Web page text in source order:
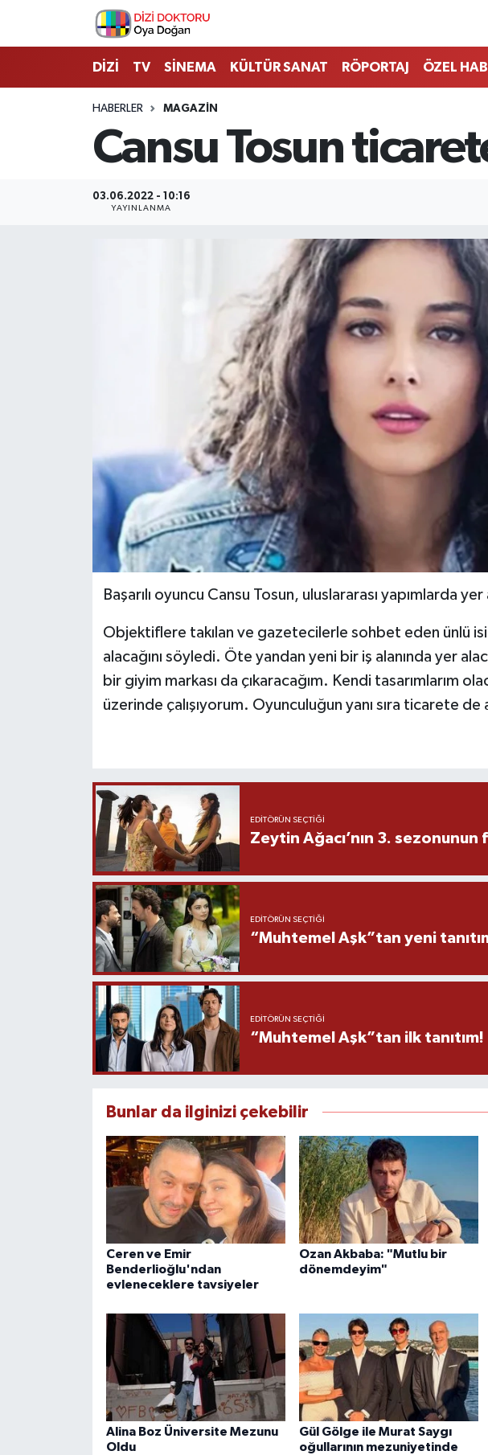
DİZİ TV SİNEMA KÜLTÜR SANAT RÖPORTAJ ÖZEL
HABERLER MAGAZİN
Cansu Tosun
03.06.2022 - 10:16
YAYINLANMA
Başarılı oyuncu Cansu Tosun, uluslararası yapımlarda
Objektiflere takılan ve gazetecilerle sohbet eden ünlü
alacağını söyledi. Öte yandan yeni bir iş alanında yer
bir giyim markası da çıkaracağım. Kendi tasarımlarım
üzerinde çalışıyorum. Oyunculuğun yanı sıra ticarete de
EDITÖRÜN SEÇTIĞI
Zeytin Ağacı’nın 3. sezonunun
EDITÖRÜN SEÇTIĞI
“Muhtemel Aşk”tan yeni
EDITÖRÜN SEÇTIĞI
“Muhtemel Aşk”tan ilk tanıtım!
Bunlar da ilginizi çekebilir
Ceren ve Emir
Benderlioğlu'ndan
evleneceklere tavsiyeler
Ozan Akbaba: "Mutlu bir
dönemdeyim"
Alina Boz Üniversite Mezunu
Oldu
Gül Gölge ile Murat Saygı
oğullarının mezuniyetinde
İstanbul Nöbetçi Eczaneler
İstanbul Hava Durumu
İstanbul Namaz Vakitleri